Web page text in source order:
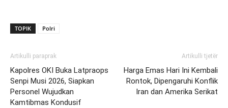
TOPIK Polri
Artikulli paraprak
Kapolres OKI Buka Latpraops
Senpi Musi 2026, Siapkan
Personel Wujudkan
Kamtibmas Kondusif
Artikulli tjetër
Harga Emas Hari Ini Kembali
Rontok, Dipengaruhi Konflik
Iran dan Amerika Serikat